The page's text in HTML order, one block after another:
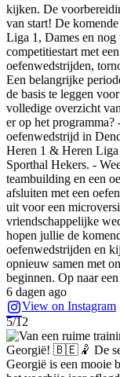
kijken. De
van start! De
Liga 1, Dames en nog
competitiestart met
oefenwedstrijden,
Een belangrijke
de basis te leggen
volledige overzicht
er op het programma?
oefenwedstrijd in
Heren 1 & Heren
Sporthal Hekers. -
teambuilding en een
afsluiten met een
uit voor een
vriendschappelijke
hopen jullie de
oefenwedstrijden en
opnieuw samen met
beginnen. Op naar
6 dagen ago
View on Instagram
5/12